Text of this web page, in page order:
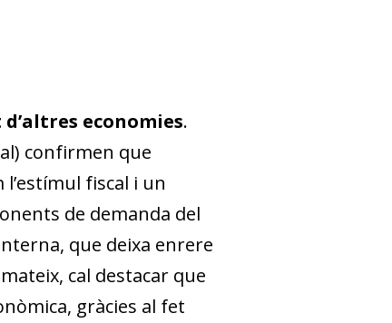
economies.
confirmen que
l’estímul fiscal i un
de demanda del
que deixa enrere
cal destacar que
gràcies al fet